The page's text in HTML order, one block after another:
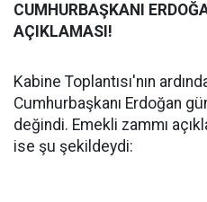
CUMHURBAŞKANI
AÇIKLAMASI!
Kabine Toplantısı'nın
Cumhurbaşkanı Erdoğan
değindi. Emekli zammı
ise şu şekildeydi: